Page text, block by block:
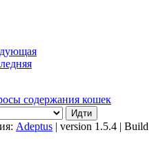
содержания кошек
Adeptus | version 1.5.4 | Build